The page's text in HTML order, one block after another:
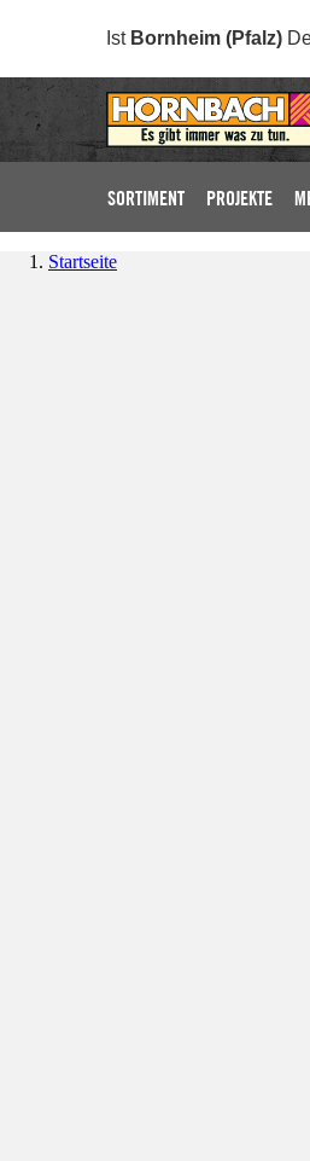
Ist Bornheim (Pfalz)
SORTIMENT PROJEKTE
Startseite